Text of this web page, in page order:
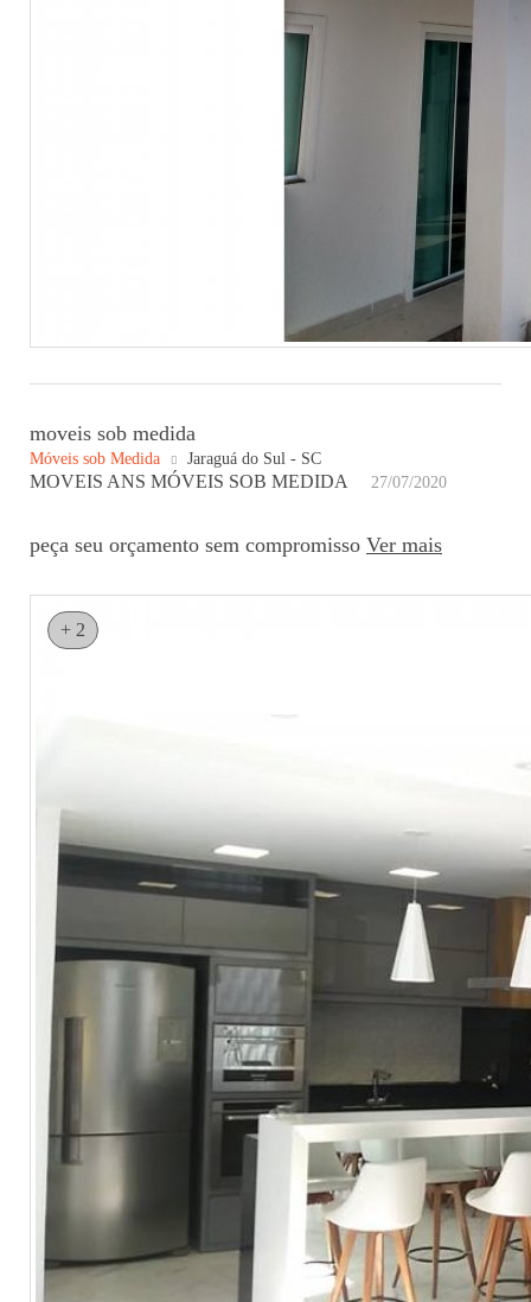
moveis sob medida
Móveis sob Medida Jaraguá do Sul - SC
MOVEIS ANS MÓVEIS SOB MEDIDA 27/07/2020
peça seu orçamento sem compromisso Ver mais
+ 2